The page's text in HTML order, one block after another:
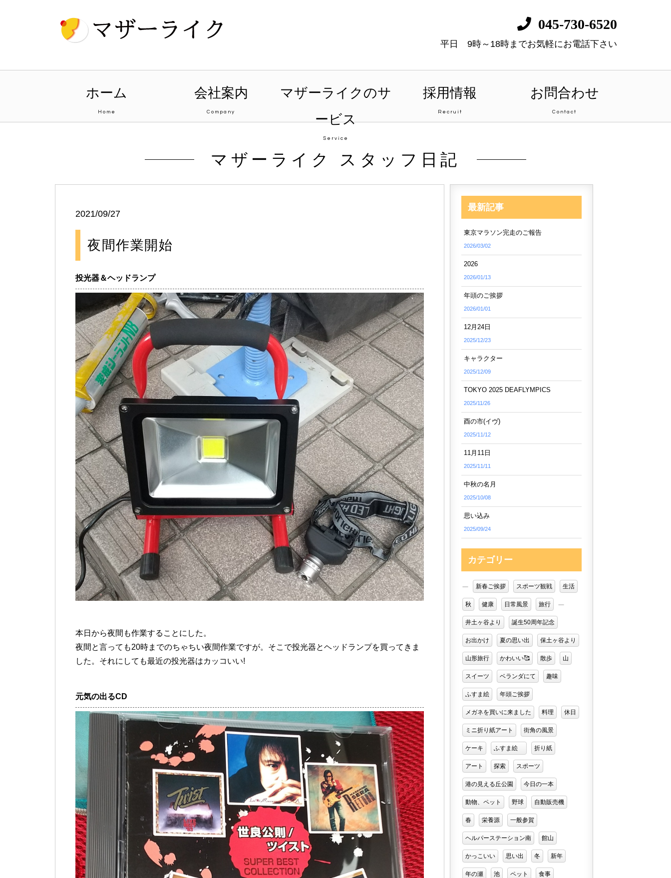
045-730-6520
平日 9時～18時までお気軽にお電話下さい
ホーム
Home
会社案内
Company
マザーライクのサ
ービス
Service
採用情報
Recruit
お問合わせ
Contact
マザーライク スタッフ日記
2021/09/27
夜間作業開始
投光器＆ヘッドランプ
本日から夜間も作業することにした。
夜間と言っても20時までのちゃちい夜間作業ですが。そこで投光器とヘッドランプを買ってきま
した。それにしても最近の投光器はカッコいい!
元気の出るCD
最新記事
東京マラソン完走のご報告
2026/03/02
2026
2026/01/13
年頭のご挨拶
2026/01/01
12月24日
2025/12/23
キャラクター
2025/12/09
TOKYO 2025 DEAFLYMPICS
2025/11/26
酉の市(イヴ)
2025/11/12
11月11日
2025/11/11
中秋の名月
2025/10/08
思い込み
2025/09/24
カテゴリー
新春ご挨拶 スポーツ観戦 生活
秋 健康 日常風景 旅行
井土ヶ谷より 誕生50周年記念
お出かけ 夏の思い出 保土ヶ谷より
山形旅行 かわいい🥰 散歩 山
スイーツ ベランダにて 趣味
ふすま絵 年頭ご挨拶
メガネを買いに来ました 料理 休日
ミニ折り紙アート 街角の風景
ケーキ ふすま絵 折り紙
アート 探索 スポーツ
港の見える丘公園 今日の一本
動物、ペット 野球 自動販売機
春 栄養源 一般参賀
ヘルパーステーション南 館山
かっこいい 思い出 冬 新年
年の瀬 池 ペット 食事